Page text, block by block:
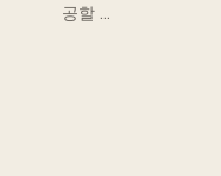
공할 …